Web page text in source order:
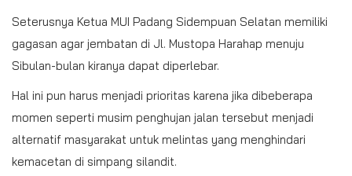
Seterusnya Ketua MUI Padang Sidempuan Selatan memiliki
gagasan agar jembatan di Jl. Mustopa Harahap menuju
Sibulan-bulan kiranya dapat diperlebar.
Hal ini pun harus menjadi prioritas karena jika dibeberapa
momen seperti musim penghujan jalan tersebut menjadi
alternatif masyarakat untuk melintas yang menghindari
kemacetan di simpang silandit.